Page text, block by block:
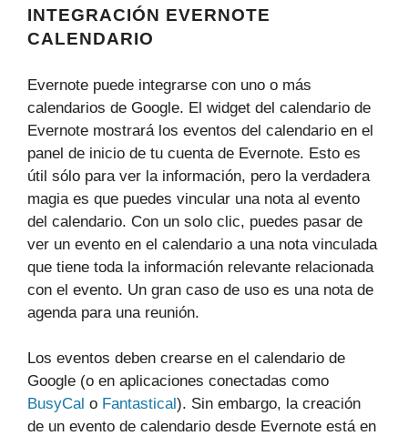
INTEGRACIÓN EVERNOTE
CALENDARIO
Evernote puede integrarse con uno o más
calendarios de Google. El widget del calendario de
Evernote mostrará los eventos del calendario en el
panel de inicio de tu cuenta de Evernote. Esto es
útil sólo para ver la información, pero la verdadera
magia es que puedes vincular una nota al evento
del calendario. Con un solo clic, puedes pasar de
ver un evento en el calendario a una nota vinculada
que tiene toda la información relevante relacionada
con el evento. Un gran caso de uso es una nota de
agenda para una reunión.
Los eventos deben crearse en el calendario de
Google (o en aplicaciones conectadas como
BusyCal o Fantastical). Sin embargo, la creación
de un evento de calendario desde Evernote está en